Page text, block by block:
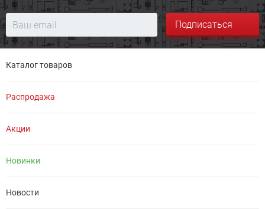
Подписаться
Каталог товаров
Распродажа
Акции
Новинки
Новости